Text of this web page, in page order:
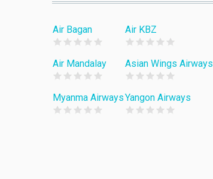
Air Bagan Air KBZ
Air Mandalay Asian Wings Airways
Myanma AirwaysYangon Airways